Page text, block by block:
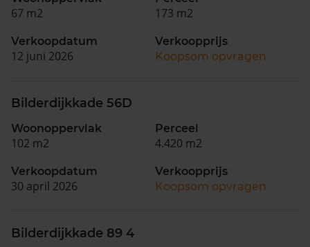
67 m2 173 m2
Verkoopdatum
12 juni 2026
Verkoopprijs
Koopsom opvragen
Bilderdijkkade 56D
Woonoppervlak
102 m2
Perceel
4.420 m2
Verkoopdatum
30 april 2026
Verkoopprijs
Koopsom opvragen
Bilderdijkkade 89 4